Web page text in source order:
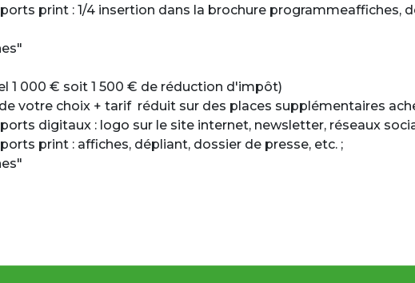
print : 1/4 insertion dans la brochure programmeaffiches,
1 000 € soit 1 500 € de réduction d'impôt)
votre choix + tarif réduit sur des places supplémentaires
digitaux : logo sur le site internet, newsletter, réseaux
print : affiches, dépliant, dossier de presse, etc. ;